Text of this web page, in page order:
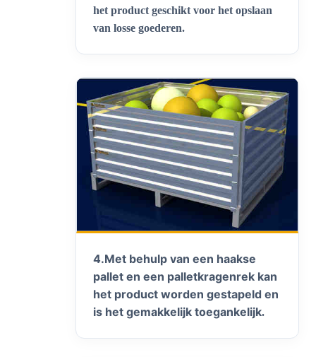
het product geschikt voor het opslaan
van losse goederen.
4.Met behulp van een haakse
pallet en een palletkragenrek kan
het product worden gestapeld en
is het gemakkelijk toegankelijk.